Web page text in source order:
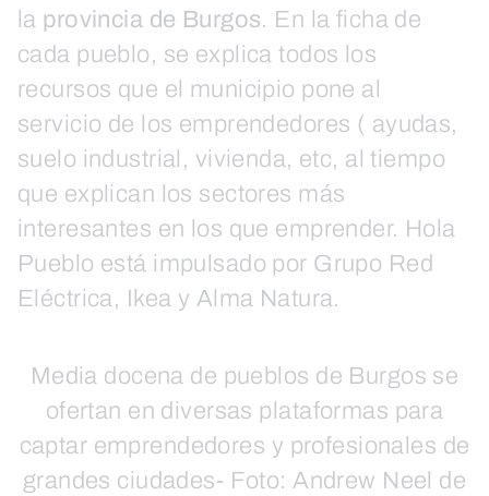
la provincia de Burgos. En la ficha de
cada pueblo, se explica todos los
recursos que el municipio pone al
servicio de los emprendedores ( ayudas,
suelo industrial, vivienda, etc, al tiempo
que explican los sectores más
interesantes en los que emprender. Hola
Pueblo está impulsado por Grupo Red
Eléctrica, Ikea y Alma Natura.
Media docena de pueblos de Burgos se
ofertan en diversas plataformas para
captar emprendedores y profesionales de
grandes ciudades- Foto: Andrew Neel de